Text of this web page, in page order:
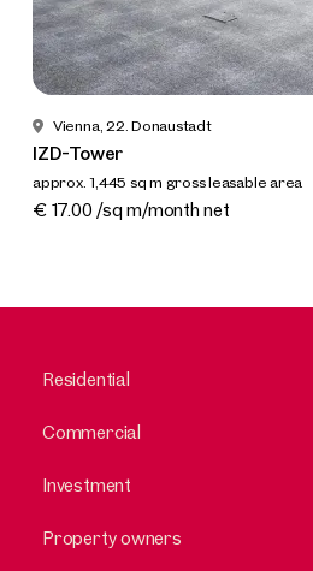
Vienna, 22. Donaustadt
IZD-Tower
approx. 1,445 sq m gross leasable area
Available nach Vereinbarung
€ 17.00 /sq m/month net
Residential
Commercial
Investment
Property owners